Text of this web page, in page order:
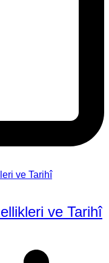
ve Tarihî